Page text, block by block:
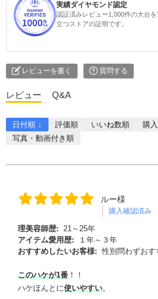
実績ダイヤモンド認定
認証済みレビュー1,000件の大台
立つストアの証明です。
レビューを書く 質問する
レビュー Q&A
日付順 ↓ 評価順 いいね数順
購
写真・動画付き順
ルー様
購入確認済み
理美容師歴:
21～25年
アイテム愛用歴:
１年～３年
おすすめしたいお客様: 性別問わずおす
このハケが1番 ！！
ハケほんとに使いやすい。